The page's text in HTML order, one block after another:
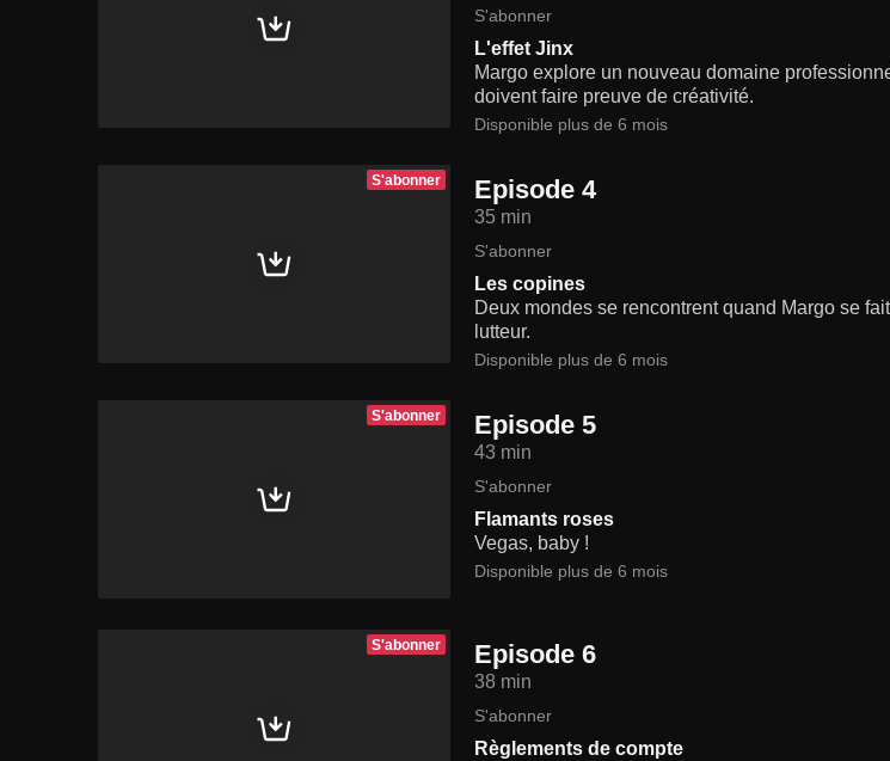
S'abonner
L'effet Jinx
Margo explore un nouveau domaine
doivent faire preuve de créativité.
Disponible plus de 6 mois
S'abonner Episode 4
35 min
S'abonner
Les copines
Deux mondes se rencontrent quand Margo se
lutteur.
Disponible plus de 6 mois
S'abonner Episode 5
43 min
S'abonner
Flamants roses
Vegas, baby !
Disponible plus de 6 mois
S'abonner Episode 6
38 min
S'abonner
Règlements de compte